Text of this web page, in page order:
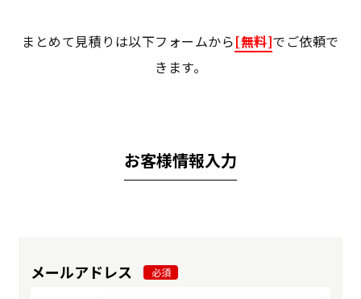
まとめて見積りは以下フォームから[無料]でご依頼で
きます。
お客様情報入力
メールアドレス 必須